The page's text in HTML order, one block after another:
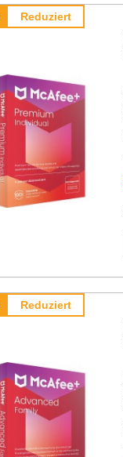
Reduziert
Reduziert